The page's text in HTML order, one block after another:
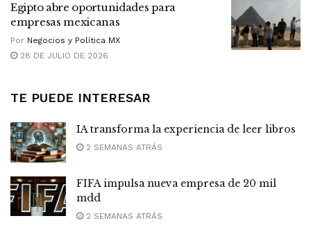
Egipto abre oportunidades para
empresas mexicanas
Por Negocios y Política MX
28 DE JULIO DE 2026
TE PUEDE INTERESAR
IA transforma la experiencia de leer libros
2 SEMANAS ATRÁS
FIFA impulsa nueva empresa de 20 mil
mdd
2 SEMANAS ATRÁS